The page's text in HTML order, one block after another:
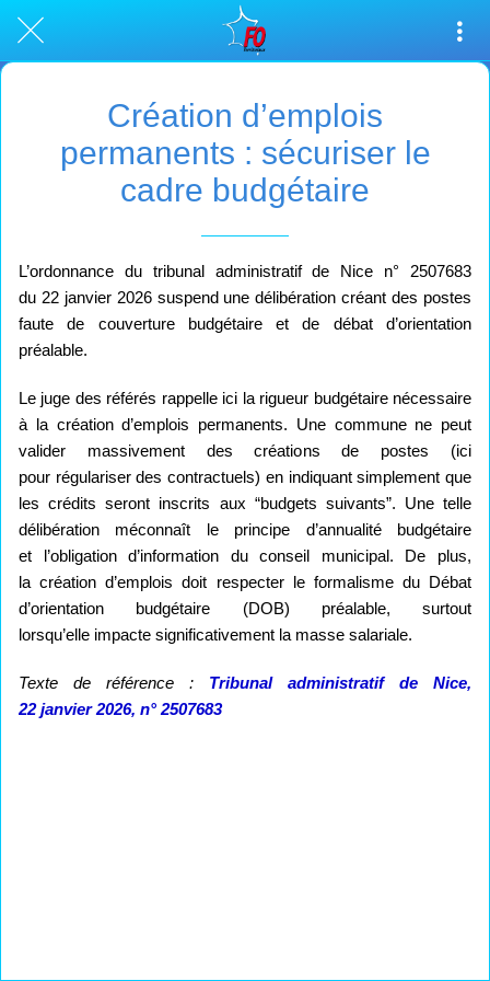
Création d’emplois
permanents : sécuriser le
cadre budgétaire
L’ordonnance du tribunal administratif de Nice n° 2507683
du 22 janvier 2026 suspend une délibération créant des postes
faute de couverture budgétaire et de débat d’orientation
préalable.
Le juge des référés rappelle ici la rigueur budgétaire nécessaire
à la création d’emplois permanents. Une commune ne peut
valider massivement des créations de postes (ici
pour régulariser des contractuels) en indiquant simplement que
les crédits seront inscrits aux “budgets suivants”. Une telle
délibération méconnaît le principe d’annualité budgétaire
et l’obligation d’information du conseil municipal. De plus,
la création d’emplois doit respecter le formalisme du Débat
d’orientation budgétaire (DOB) préalable, surtout
lorsqu’elle impacte significativement la masse salariale.
Texte de référence :
Tribunal administratif de Nice,
22 janvier 2026, n° 2507683